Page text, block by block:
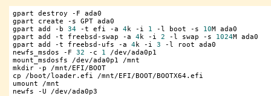
gpart destroy -F ada0
gpart create
-s GPT ada0
gpart add -b 34 -t efi -a 4k -i 1 -l boot -s 10M ada0
gpart add -t freebsd-swap
-a 4k -i 2 -l swap -s 1024M ada0
gpart add -t freebsd-ufs
-a 4k -i 3 -l
root ada0
newfs_msdos -F 32 -c 1
/dev/ada0p1
mount_msdosfs /dev/ada0p1 /mnt
mkdir -p /mnt/EFI/BOOT
cp /boot/loader.efi /mnt/EFI/BOOT/BOOTX64.efi
umount /mnt
newfs -U /dev/ada0p3